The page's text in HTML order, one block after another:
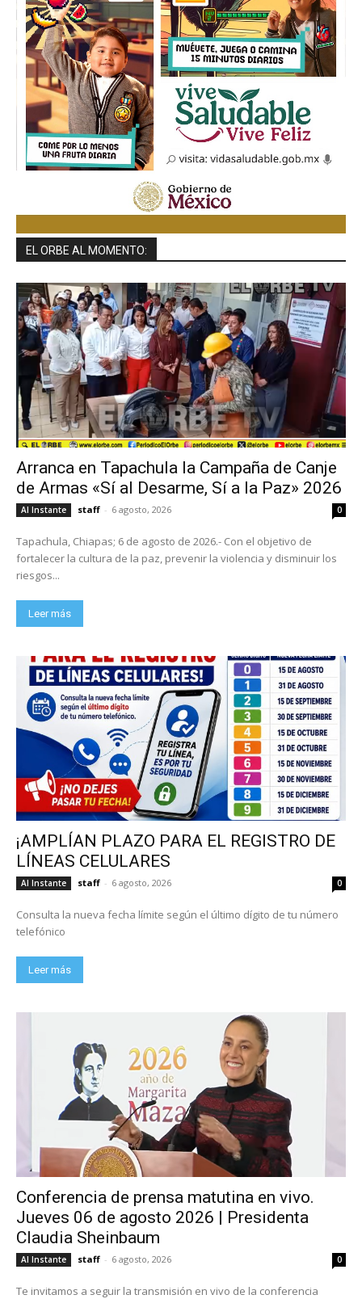
EL ORBE AL MOMENTO:
Arranca en Tapachula la Campaña de Canje
de Armas «Sí al Desarme, Sí a la Paz» 2026
Al Instante staff - 6 agosto, 2026 0
Tapachula, Chiapas; 6 de agosto de 2026.- Con el objetivo de
fortalecer la cultura de la paz, prevenir la violencia y disminuir los
riesgos...
Leer más
¡AMPLÍAN PLAZO PARA EL REGISTRO DE
LÍNEAS CELULARES
Al Instante staff - 6 agosto, 2026 0
Consulta la nueva fecha límite según el último dígito de tu número
telefónico
Leer más
Conferencia de prensa matutina en vivo.
Jueves 06 de agosto 2026 | Presidenta
Claudia Sheinbaum
Al Instante staff - 6 agosto, 2026 0
Te invitamos a seguir la transmisión en vivo de la conferencia